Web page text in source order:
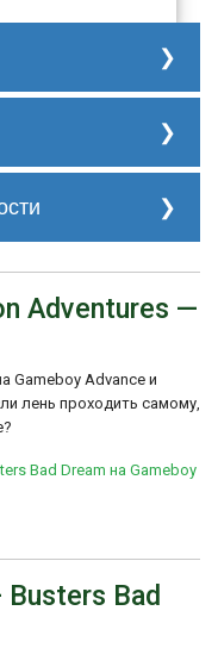
уровни,
игровую
Игра была
и
была создана
Adventures и
механику
Adventures —
Gameboy Advance и
лень проходить самому,
Bad Dream на Gameboy
Bad